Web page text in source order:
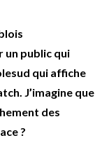
un public qui
qui affiche
J’imagine que
des
?